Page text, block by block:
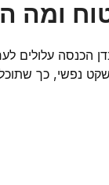
ומה
הכנסה
נפשי, כך